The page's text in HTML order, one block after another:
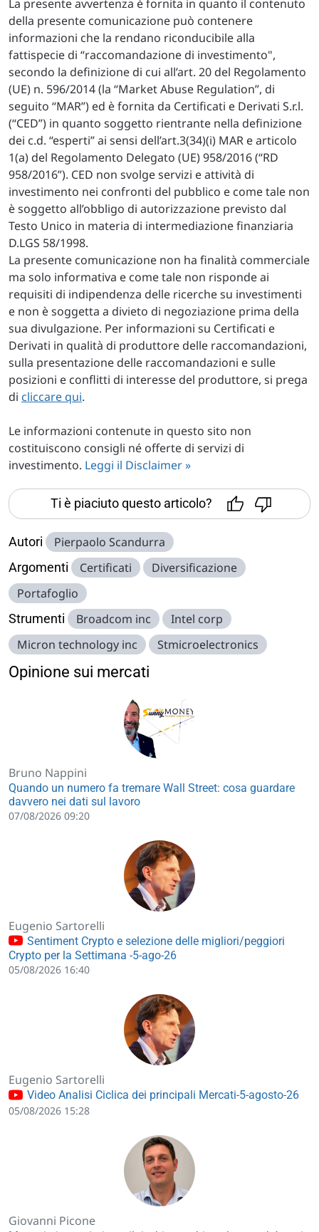
La presente avvertenza è fornita in quanto il contenuto
della presente comunicazione può contenere
informazioni che la rendano riconducibile alla
fattispecie di “raccomandazione di investimento",
secondo la definizione di cui all’art. 20 del Regolamento
(UE) n. 596/2014 (la “Market Abuse Regulation”, di
seguito “MAR”) ed è fornita da Certificati e Derivati S.r.l.
(“CED”) in quanto soggetto rientrante nella definizione
dei c.d. “esperti” ai sensi dell’art.3(34)(i) MAR e articolo
1(a) del Regolamento Delegato (UE) 958/2016 (“RD
958/2016”). CED non svolge servizi e attività di
investimento nei confronti del pubblico e come tale non
è soggetto all’obbligo di autorizzazione previsto dal
Testo Unico in materia di intermediazione finanziaria
D.LGS 58/1998.
La presente comunicazione non ha finalità commerciale
ma solo informativa e come tale non risponde ai
requisiti di indipendenza delle ricerche su investimenti
e non è soggetta a divieto di negoziazione prima della
sua divulgazione. Per informazioni su Certificati e
Derivati in qualità di produttore delle raccomandazioni,
sulla presentazione delle raccomandazioni e sulle
posizioni e conflitti di interesse del produttore, si prega
di cliccare qui.
Le informazioni contenute in questo sito non
costituiscono consigli né offerte di servizi di
investimento. Leggi il Disclaimer »
Ti è piaciuto questo articolo?
Autori Pierpaolo Scandurra
Argomenti Certificati
Diversificazione
Portafoglio
Strumenti Broadcom inc
Intel corp
Micron technology inc
Stmicroelectronics
Opinione sui mercati
Bruno Nappini
Quando un numero fa tremare Wall Street: cosa guardare
davvero nei dati sul lavoro
07/08/2026 09:20
Eugenio Sartorelli
Sentiment Crypto e selezione delle migliori/peggiori
Crypto per la Settimana -5-ago-26
05/08/2026 16:40
Eugenio Sartorelli
Video Analisi Ciclica dei principali Mercati-5-agosto-26
05/08/2026 15:28
Giovanni Picone